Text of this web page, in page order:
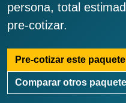
persona, total
pre-cotizar.
Pre-cotizar este paquete
Comparar otros